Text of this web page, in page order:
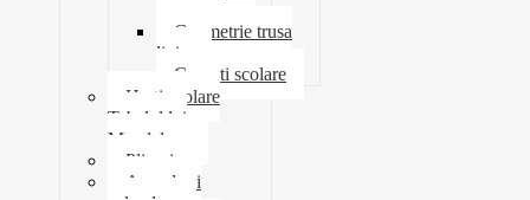
Geometrie trusa
liniar
Coperti scolare
Harti scolare
Tabelul lui
Mendeleev
Plicuri
Agende si